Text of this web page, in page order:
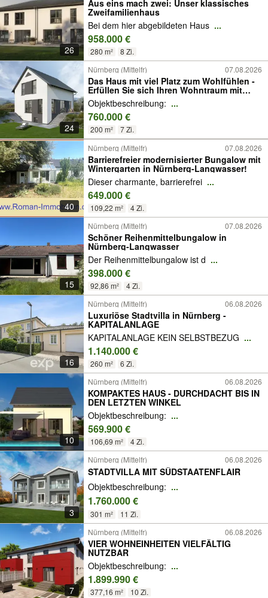
26
Aus eins mach zwei: Unser klassisches
Zwei­fa­mi­li­en­haus
Bei dem hier abgebildeten Haus ...
958.000 €
280 m² 8 Zi.
24
Nürnberg (Mittelfr) 07.08.2026
Das Haus mit viel Platz zum Wohlfühlen -
Erfüllen Sie sich Ihren Wohntraum mit
OKAL
Objektbeschreibung: ...
760.000 €
200 m² 7 Zi.
40
Nürnberg (Mittelfr) 07.08.2026
Barrierefreier modernisierter Bungalow mit
Wintergarten in Nürnberg-Langwasser!
Dieser charmante, barrierefrei ...
649.000 €
109,22 m² 4 Zi.
15
Nürnberg (Mittelfr) 07.08.2026
Schöner Reihenmittelbungalow in
Nürnberg-Langwasser
Der Reihenmittelbungalow ist d ...
398.000 €
92,86 m² 4 Zi.
16
Nürnberg (Mittelfr) 06.08.2026
Luxuriöse Stadtvilla in Nürnberg -
KAPITALANLAGE
KAPITALANLAGE KEIN SELBSTBEZUG ...
1.140.000 €
260 m² 6 Zi.
10
Nürnberg (Mittelfr) 06.08.2026
KOMPAKTES HAUS - DURCHDACHT BIS IN
DEN LETZTEN WINKEL
Objektbeschreibung: ...
569.900 €
106,69 m² 4 Zi.
3
Nürnberg (Mittelfr) 06.08.2026
STADTVILLA MIT SÜD­STAA­TEN­FLAIR
Objektbeschreibung: ...
1.760.000 €
301 m² 11 Zi.
7
Nürnberg (Mittelfr) 06.08.2026
VIER WOHNEINHEITEN VIELFÄLTIG
NUTZBAR
Objektbeschreibung: ...
1.899.990 €
377,16 m² 10 Zi.